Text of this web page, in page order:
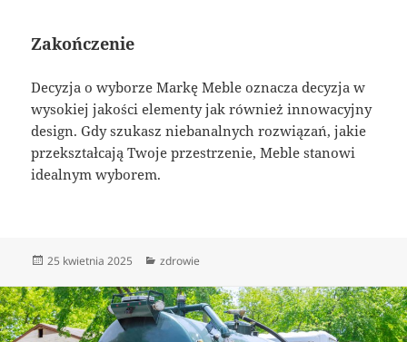
Zakończenie
Decyzja o wyborze Markę Meble oznacza decyzja w
wysokiej jakości elementy jak również innowacyjny
design. Gdy szukasz niebanalnych rozwiązań, jakie
przekształcają Twoje przestrzenie, Meble stanowi
idealnym wyborem.
Data
25 kwietnia 2025 Kategorie
zdrowie